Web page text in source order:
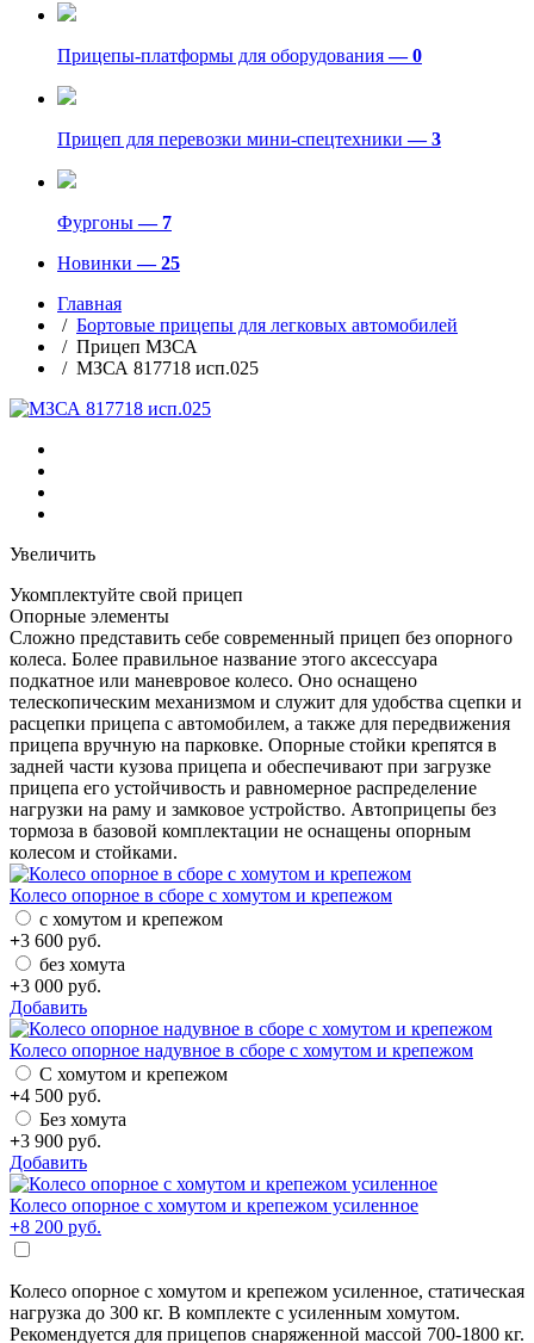
Прицепы-платформы для оборудования— 0
Прицеп для перевозки мини-спецтехники— 3
Фургоны— 7
Новинки— 25
Главная
/ Бортовые прицепы для легковых автомобилей
/ Прицеп МЗСА
/ МЗСА 817718 исп.025
Увеличить
Укомплектуйте свой прицеп
Опорные элементы
Сложно представить себе современный прицеп без опорного
колеса. Более правильное название этого аксессуара
подкатное или маневровое колесо. Оно оснащено
телескопическим механизмом и служит для удобства сцепки и
расцепки прицепа с автомобилем, а также для передвижения
прицепа вручную на парковке. Опорные стойки крепятся в
задней части кузова прицепа и обеспечивают при загрузке
прицепа его устойчивость и равномерное распределение
нагрузки на раму и замковое устройство. Автоприцепы без
тормоза в базовой комплектации не оснащены опорным
колесом и стойками.
Колесо опорное в сборе с хомутом и крепежом
с хомутом и крепежом
+3 600 руб.
без хомута
+3 000 руб.
Добавить
Колесо опорное надувное в сборе с хомутом и крепежом
С хомутом и крепежом
+4 500 руб.
Без хомута
+3 900 руб.
Добавить
Колесо опорное с хомутом и крепежом усиленное
+8 200 руб.
Колесо опорное с хомутом и крепежом усиленное, статическая
нагрузка до 300 кг. В комплекте с усиленным хомутом.
Рекомендуется для прицепов снаряженной массой 700-1800 кг.